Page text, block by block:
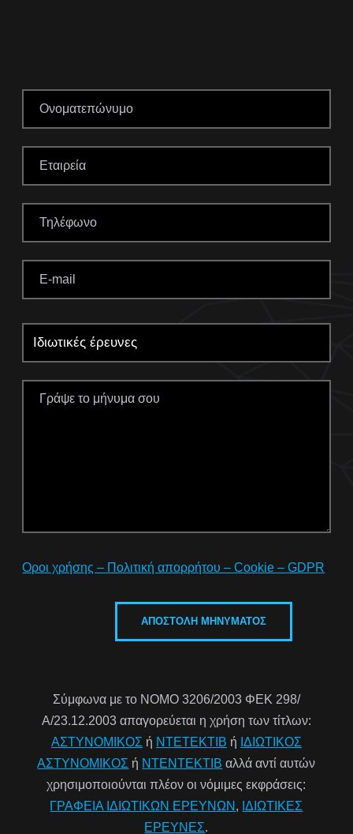
Οροι χρήσης – Πολιτική απορρήτου – Cookie – GDPR
Σύμφωνα με το ΝΟΜΟ 3206/2003 ΦΕΚ 298/
Α/23.12.2003 απαγορεύεται η χρήση των τίτλων:
ΑΣΤΥΝΟΜΙΚΟΣ ή ΝΤΕΤΕΚΤΙΒ ή ΙΔΙΩΤΙΚΟΣ
ΑΣΤΥΝΟΜΙΚΟΣ ή ΝΤΕΝΤΕΚΤΙΒ αλλά αντί αυτών
χρησιμοποιούνται πλέον οι νόμιμες εκφράσεις:
ΓΡΑΦΕΙΑ ΙΔΙΩΤΙΚΩΝ ΕΡΕΥΝΩΝ , ΙΔΙΩΤΙΚΕΣ
ΕΡΕΥΝΕΣ.